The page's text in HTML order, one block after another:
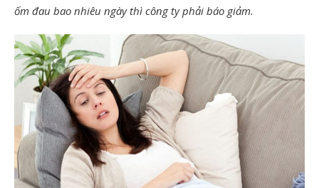
ốm đau bao nhiêu ngày thì công ty phải báo giảm.